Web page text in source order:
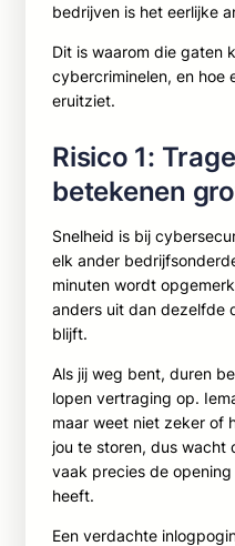
bedrijven is het eerlijke
Dit is waarom die gaten
cybercriminelen, en hoe
eruitziet.
Risico 1:
betekenen
Snelheid is bij
elk ander
minuten wordt
anders uit dan dezelfde
blijft.
Als jij weg bent, duren
lopen vertraging op.
maar weet niet zeker of
jou te storen, dus wacht
vaak precies de
heeft.
Een verdachte